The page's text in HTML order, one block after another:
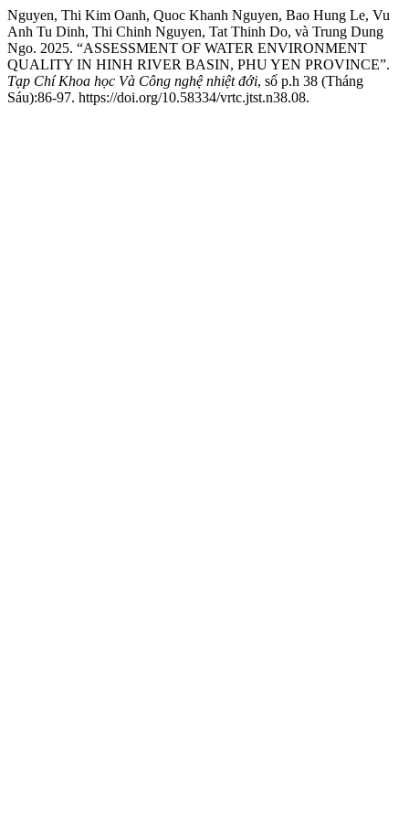
Nguyen, Thi Kim Oanh, Quoc Khanh Nguyen, Bao Hung Le, Vu
Anh Tu Dinh, Thi Chinh Nguyen, Tat Thinh Do, và Trung Dung
Ngo. 2025. “ASSESSMENT OF WATER ENVIRONMENT
QUALITY IN HINH RIVER BASIN, PHU YEN PROVINCE”.
Tạp Chí Khoa học Và Công nghệ nhiệt đới, số p.h 38 (Tháng
Sáu):86-97. https://doi.org/10.58334/vrtc.jtst.n38.08.